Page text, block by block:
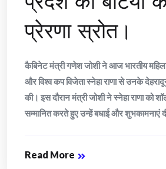
प्रेरणा स्रोत।
कैबिनेट मंत्री गणेश जोशी ने आज भारतीय
और विश्व कप विजेता स्नेहा राणा से उनके
की। इस दौरान मंत्री जोशी ने स्नेहा राणा को
सम्मानित करते हुए उन्हें बधाई और
Read More